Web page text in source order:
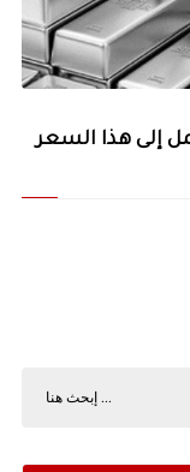
إلى هذا السعر